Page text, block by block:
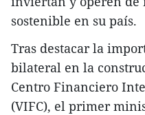
sostenible en su país.
Tras destacar la
bilateral en la
Centro Financiero
(VIFC), el primer